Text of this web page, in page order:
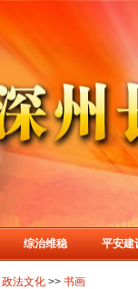
综治维稳 平安建
政法文化 >> 书画